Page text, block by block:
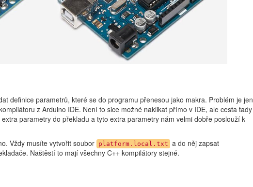
definice parametrů, které se do programu přenesou jako makra. Problém je jen
z Arduino IDE. Není to sice možné naklikat přímo v IDE, ale cesta tady
parametry do překladu a tyto extra parametry nám velmi dobře poslouží k
Vždy musíte vytvořit soubor platform.local.txt a do něj zapsat
Naštěstí to mají všechny C++ kompilátory stejné.